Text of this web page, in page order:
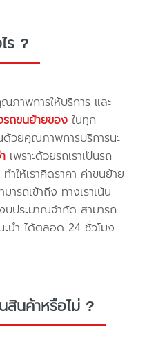
ร ?
ภาพการให้บริการ และ
รถขนย้ายของ ในทุก
ด้วยคุณภาพการบริการนะ
เพราะด้วยรถเราเป็นรถ
ให้เราคิดราคา ค่าขนย้าย
ารถเข้าถึง ทางเราเน้น
บประมาณจำกัด สามารถ
นำ ได้ตลอด 24 ชั่วโมง
สินค้าหรือไม่ ?